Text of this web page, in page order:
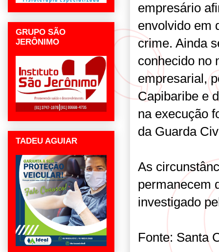
empresário
envolvido em
crime. Ainda
conhecido no
empresarial,
Capibaribe e
na execução
da Guarda
As
permanecem
investigado
Fonte: Santa
GRUPO SÃO
JERÔNIMO
TADEU AGUIAR